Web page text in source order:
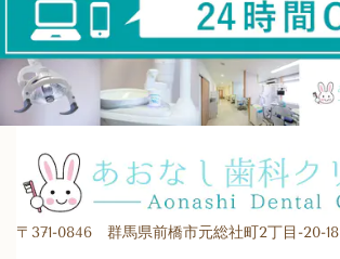
〒371-0846 群馬県前橋市元総社町2丁目-20-18